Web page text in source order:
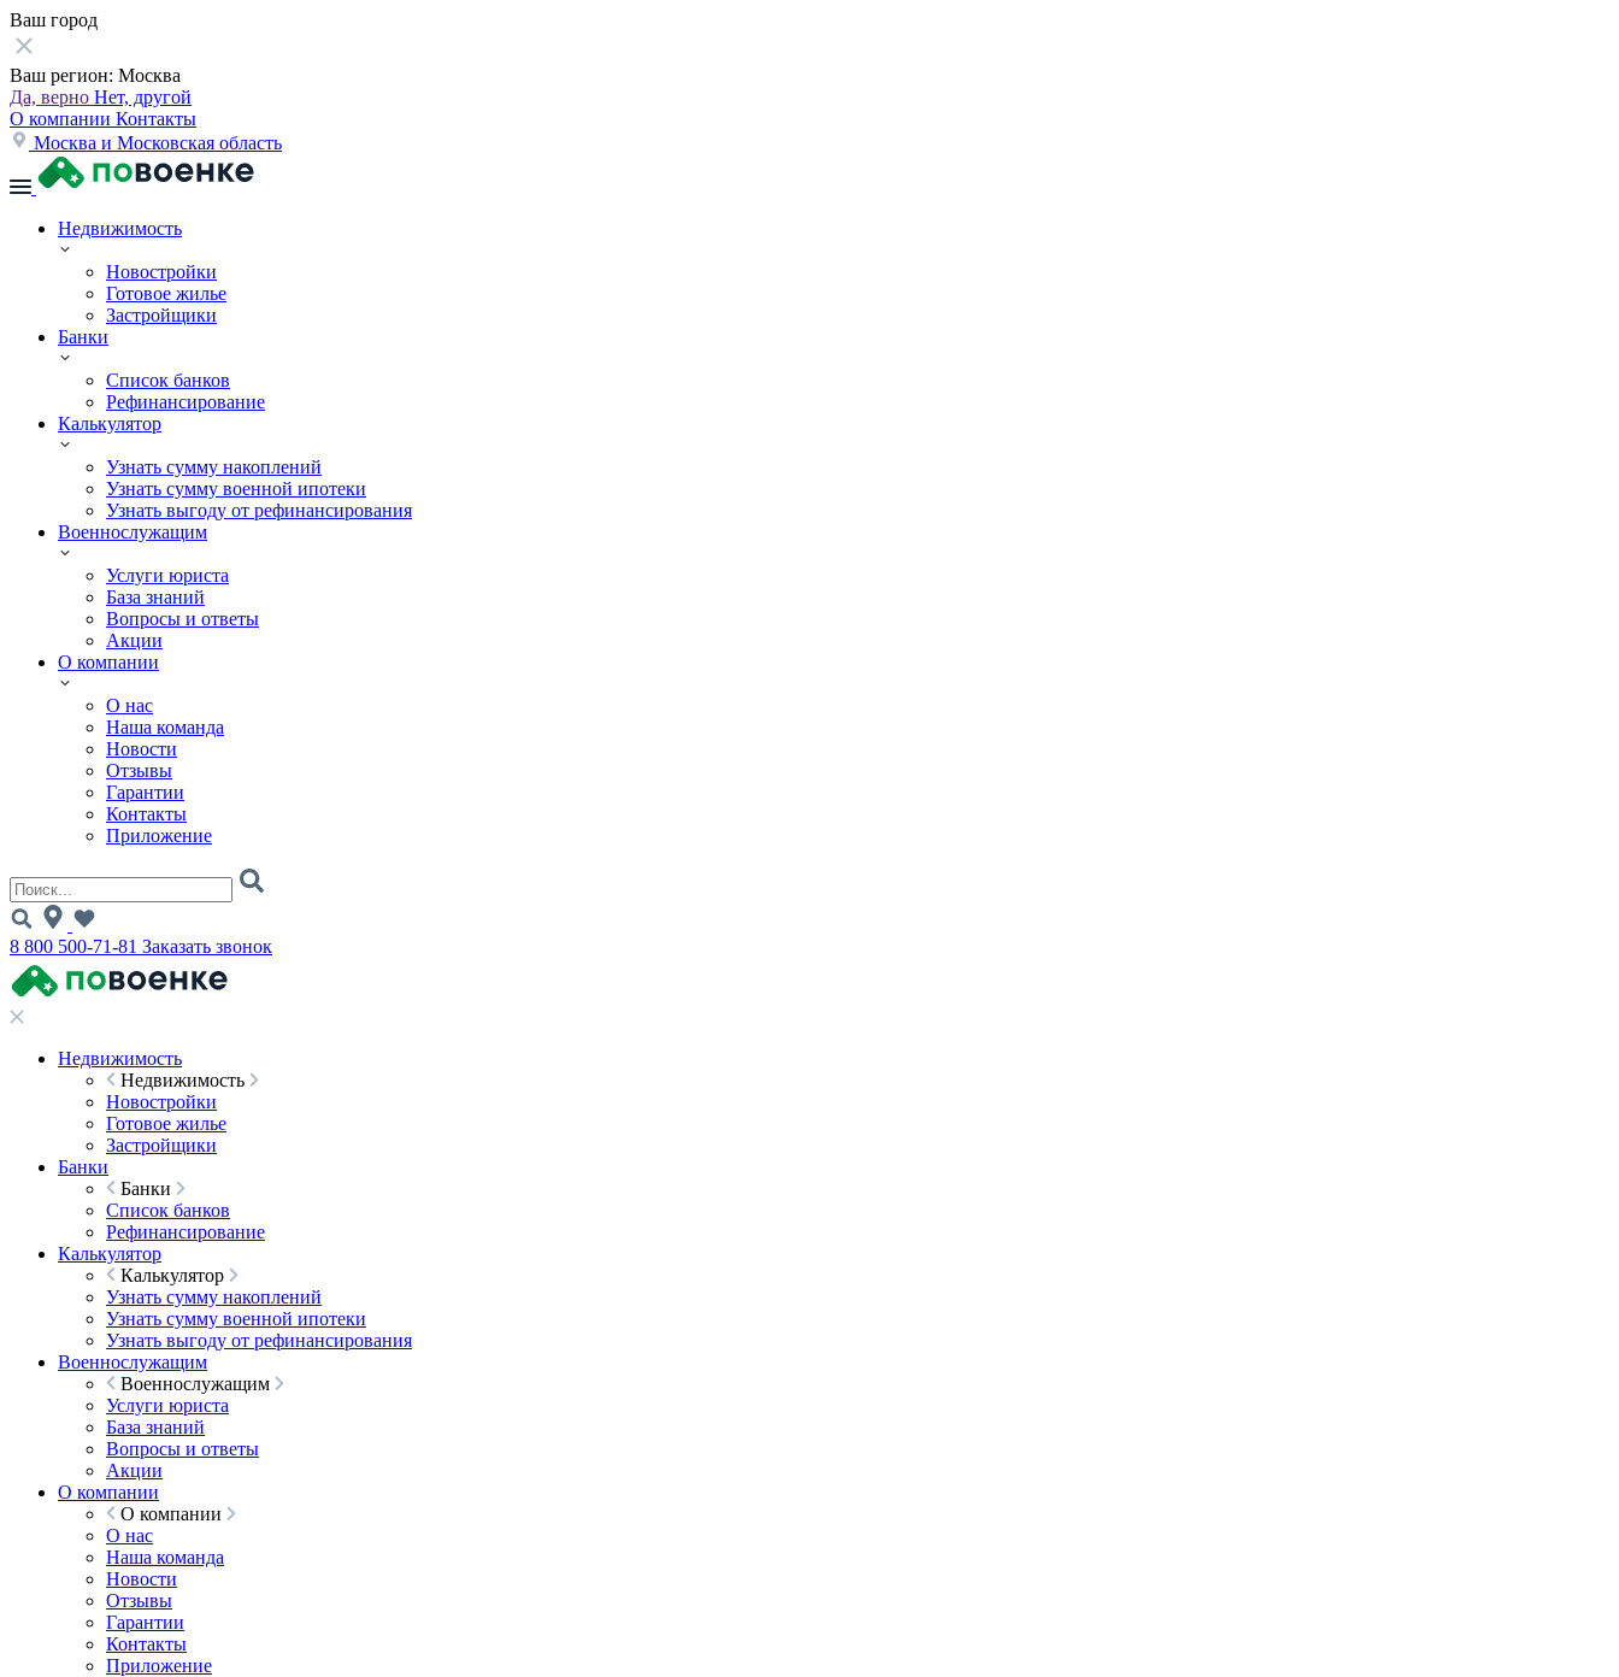
Ваш город
Ваш регион: Москва
Да, верно Нет, другой
О компании Контакты
Москва и Московская область
Недвижимость
Новостройки
Готовое жилье
Застройщики
Банки
Список банков
Рефинансирование
Калькулятор
Узнать сумму накоплений
Узнать сумму военной ипотеки
Узнать выгоду от рефинансирования
Военнослужащим
Услуги юриста
База знаний
Вопросы и ответы
Акции
О компании
О нас
Наша команда
Новости
Отзывы
Гарантии
Контакты
Приложение
8 800 500-71-81 Заказать звонок
Недвижимость
Недвижимость
Новостройки
Готовое жилье
Застройщики
Банки
Банки
Список банков
Рефинансирование
Калькулятор
Калькулятор
Узнать сумму накоплений
Узнать сумму военной ипотеки
Узнать выгоду от рефинансирования
Военнослужащим
Военнослужащим
Услуги юриста
База знаний
Вопросы и ответы
Акции
О компании
О компании
О нас
Наша команда
Новости
Отзывы
Гарантии
Контакты
Приложение